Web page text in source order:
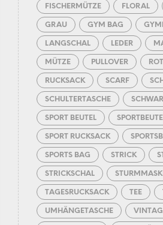
FISCHERMÜTZE FLORAL
GRAU GYM BAG
LANGSCHAL LEDER
MÜTZE PULLOVER ROT
RUCKSACK SCARF
SCHULTERTASCHE
SPORT BEUTEL
SPORT RUCKSACK
SPORTS BAG STRICK
STRICKSCHAL
TAGESRUCKSACK TEE
UMHÄNGETASCHE